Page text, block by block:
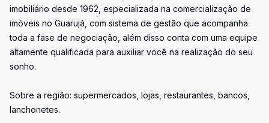
imobiliário desde 1962, especializada na comercialização de
imóveis no Guarujá, com sistema de gestão que acompanha
toda a fase de negociação, além disso conta com uma equipe
altamente qualificada para auxiliar você na realização do seu
sonho.
Sobre a região: supermercados, lojas, restaurantes, bancos,
lanchonetes.